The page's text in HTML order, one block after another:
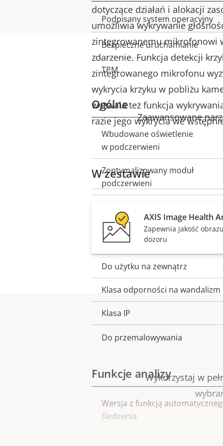
dotyczące działań i alokacji
umożliwia wykrywanie
zintegrowanemu mikrofonowi
zdarzenie. Funkcja detekcji
zintegrowanego mikrofonu
wykrycia krzyku w pobliżu
wyzwala też funkcja
razie jego wykrycia we
Opis
nieruchomości
Podpisany system operacyjny
Bezpieczne uruchamianie
TPM
Ogólne
Opis
nieruchomości
Wbudowane oświetlenie
w podczerwieni
Zoptymalizowany moduł
podczerwieni
pamięci)
Temperatura pracy
Do użytku na zewnątrz
Klasa odporności na wandalizm
Klasa IP
Do przemalowywania
Funkcje analizy
Opis
nieruchomości
Wersja z funkcją
śledzenia
Zaawansowane
W zestawie
AXIS Image Health
Zapewnia jakość
dozoru
Wykorzystaj w